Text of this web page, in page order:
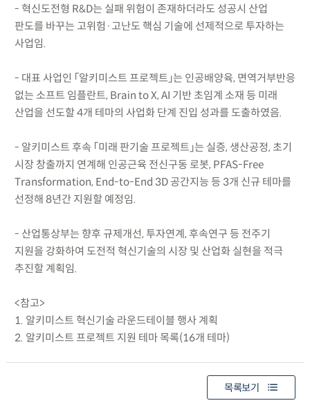
- 혁신도전형 R&D는 실패 위험이 존재하더라도 성공시 산업
판도를 바꾸는 고위험·고난도 핵심 기술에 선제적으로 투자하는
사업임.
- 대표 사업인 「알키미스트 프로젝트」는 인공배양육, 면역거부반응
없는 소프트 임플란트, Brain to X, AI 기반 초임계 소재 등 미래
산업을 선도할 4개 테마의 사업화 단계 진입 성과를 도출하였음.
- 알키미스트 후속 「미래 판기술 프로젝트」는 실증, 생산공정, 초기
시장 창출까지 연계해 인공근육 전신구동 로봇, PFAS-Free
Transformation, End-to-End 3D 공간지능 등 3개 신규 테마를
선정해 8년간 지원할 예정임.
- 산업통상부는 향후 규제개선, 투자연계, 후속연구 등 전주기
지원을 강화하여 도전적 혁신기술의 시장 및 산업화 실현을 적극
추진할 계획임.
<참고>
1. 알키미스트 혁신기술 라운드테이블 행사 계획
2. 알키미스트 프로젝트 지원 테마 목록(16개 테마)
목록보기